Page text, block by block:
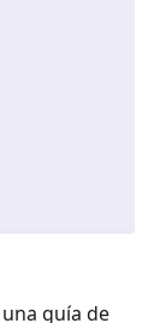
guía de